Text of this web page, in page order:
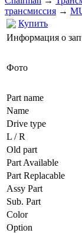
трансмиссия →
Купить
Информация о
Фото
Part name
Name
Drive type
L / R
Old part
Part Available
Part Replacable
Assy Part
Sub. Part
Color
Option